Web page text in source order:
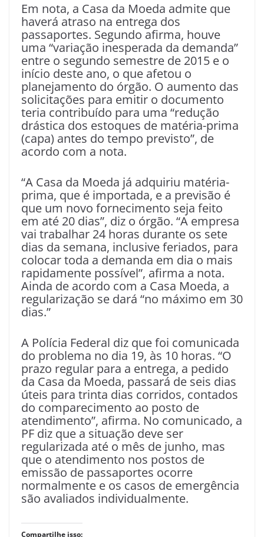
Em nota, a Casa da Moeda admite que
haverá atraso na entrega dos
passaportes. Segundo afirma, houve
uma “variação inesperada da demanda”
entre o segundo semestre de 2015 e o
início deste ano, o que afetou o
planejamento do órgão. O aumento das
solicitações para emitir o documento
teria contribuído para uma “redução
drástica dos estoques de matéria-prima
(capa) antes do tempo previsto”, de
acordo com a nota.
“A Casa da Moeda já adquiriu matéria-
prima, que é importada, e a previsão é
que um novo fornecimento seja feito
em até 20 dias”, diz o órgão. “A empresa
vai trabalhar 24 horas durante os sete
dias da semana, inclusive feriados, para
colocar toda a demanda em dia o mais
rapidamente possível”, afirma a nota.
Ainda de acordo com a Casa Moeda, a
regularização se dará “no máximo em 30
dias.”
A Polícia Federal diz que foi comunicada
do problema no dia 19, às 10 horas. “O
prazo regular para a entrega, a pedido
da Casa da Moeda, passará de seis dias
úteis para trinta dias corridos, contados
do comparecimento ao posto de
atendimento”, afirma. No comunicado, a
PF diz que a situação deve ser
regularizada até o mês de junho, mas
que o atendimento nos postos de
emissão de passaportes ocorre
normalmente e os casos de emergência
são avaliados individualmente.
Compartilhe isso: